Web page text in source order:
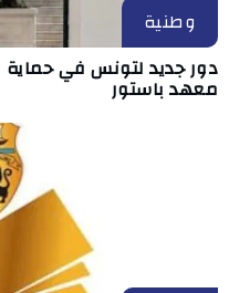
وطنية
دور جديد لتونس في حماية
معهد باستور